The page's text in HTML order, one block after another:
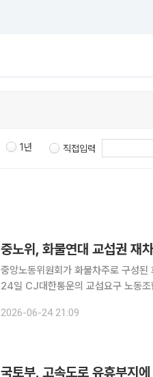
1년 직접입력
중노위, 화물연대 교섭권 재
중앙노동위원회가 화물차주로 구성된 화
24일 CJ대한통운의 교섭요구 노동
했다. 이번 결정은 CJ대한통운이
2026-06-24 21:09